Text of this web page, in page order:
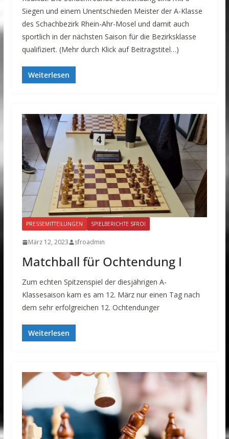
Siegen und einem Unentschieden Meister der A-Klasse
des Schachbezirk Rhein-Ahr-Mosel und damit auch
sportlich in der nächsten Saison für die Bezirksklasse
qualifiziert. (Mehr durch Klick auf Beitragstitel…)
Weiterlesen
PRESSEMITTEILUNGEN SPIELBERICHTE SFROI
März 12, 2023 sfroadmin
Matchball für Ochtendung I
Zum echten Spitzenspiel der diesjährigen A-
Klassesaison kam es am 12. März nur einen Tag nach
dem sehr erfolgreichen 12. Ochtendunger
Weiterlesen